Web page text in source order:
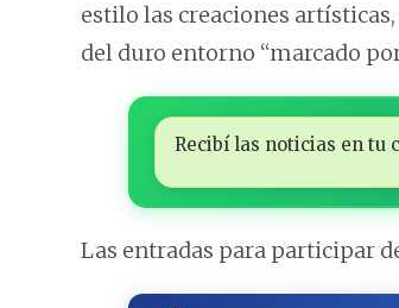
estilo las creaciones
del duro entorno “marcado
Recibí las noticias en tu
Las entradas para participar